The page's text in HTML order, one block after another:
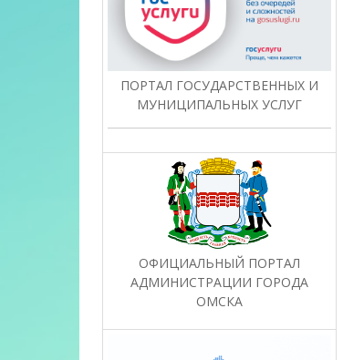
ПОРТАЛ ГОСУДАРСТВЕННЫХ И
МУНИЦИПАЛЬНЫХ УСЛУГ
ОФИЦИАЛЬНЫЙ ПОРТАЛ
АДМИНИСТРАЦИИ ГОРОДА
ОМСКА